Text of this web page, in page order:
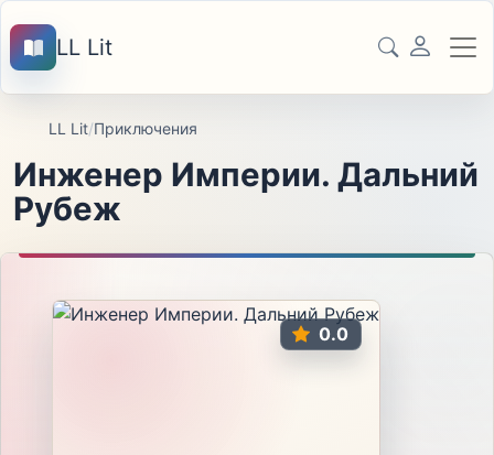
LL Lit
LL Lit/Приключения
Инженер Империи. Дальний
Рубеж
0.0